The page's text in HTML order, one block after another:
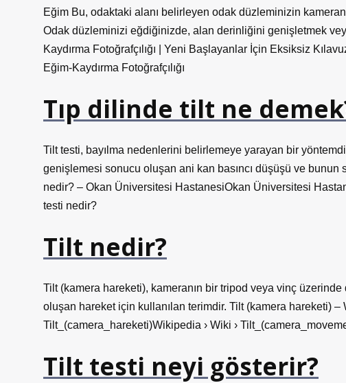
Eğim Bu, odaktaki alanı belirleyen odak düzleminizin
Odak düzleminizi eğdiğinizde, alan derinliğini genişletmek
Kaydırma Fotoğrafçılığı | Yeni Başlayanlar İçin Eksiksiz
Eğim-Kaydırma Fotoğrafçılığı
Tıp dilinde tilt ne
Tilt testi, bayılma nedenlerini belirlemeye yarayan bir
genişlemesi sonucu oluşan ani kan basıncı düşüşü ve bunun
nedir? – Okan Üniversitesi HastanesiOkan Üniversitesi
testi nedir?
Tilt nedir?
Tilt (kamera hareketi), kameranın bir tripod veya vinç
oluşan hareket için kullanılan terimdir. Tilt (kamera hareketi) –
Tilt_(camera_hareketi)Wikipedia › Wiki ›
Tilt testi neyi gösterir?